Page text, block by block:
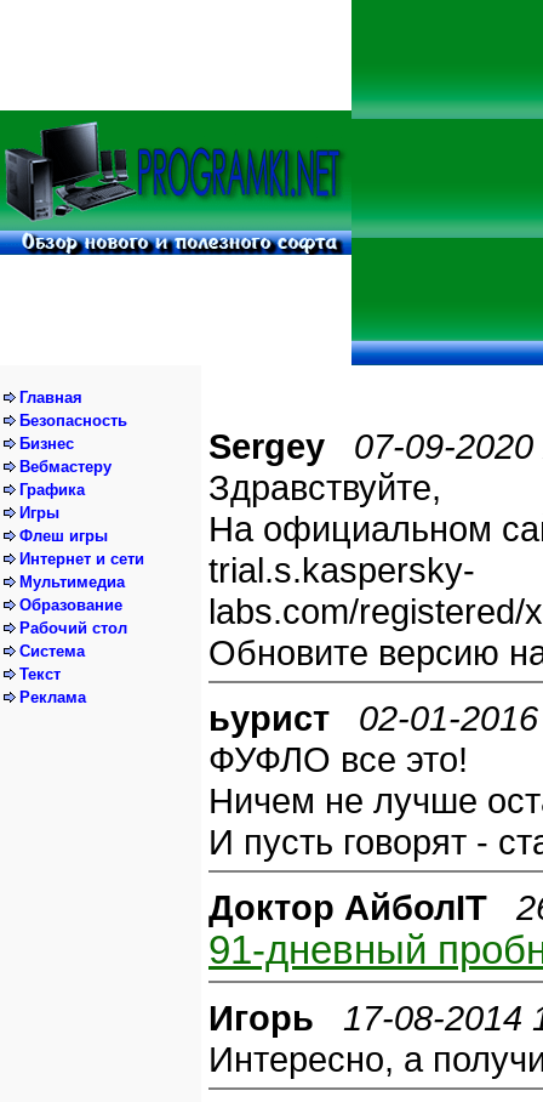
Главная
Безопасность
Бизнес
Вебмастеру
Графика
Игры
Флеш игры
Интернет и сети
Мультимедиа
Образование
Рабочий стол
Система
Текст
Реклама
Sergey 07-09-2020
Здравствуйте,
На официальном
trial.s.kaspersky-
labs.com/registered/
Обновите версию
ьурист 02-01-
ФУФЛО все это!
Ничем не лучше
И пусть говорят -
Доктор АйболIT
91-дневный
Игорь 17-08-2014
Интересно, а